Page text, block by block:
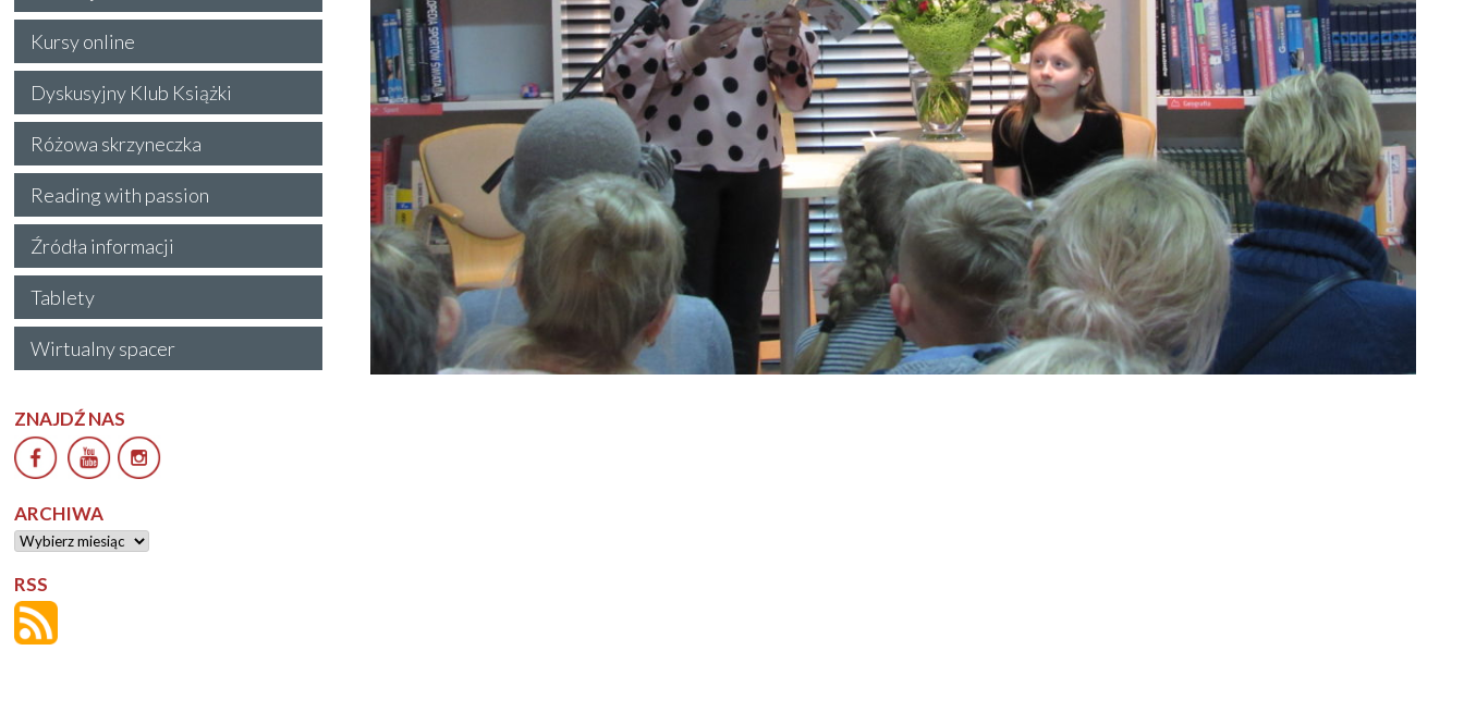
Kursy online
Dyskusyjny Klub Książki
Różowa skrzyneczka
Reading with passion
Źródła informacji
Tablety
Wirtualny spacer
ZNAJDŹ NAS
ARCHIWA
Archiwa
RSS